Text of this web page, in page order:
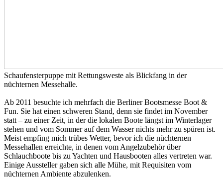
Schaufensterpuppe mit Rettungsweste als Blickfang in der
nüchternen Messehalle.
Ab 2011 besuchte ich mehrfach die Berliner Bootsmesse Boot &
Fun. Sie hat einen schweren Stand, denn sie findet im November
statt – zu einer Zeit, in der die lokalen Boote längst im Winterlager
stehen und vom Sommer auf dem Wasser nichts mehr zu spüren ist.
Meist empfing mich trübes Wetter, bevor ich die nüchternen
Messehallen erreichte, in denen vom Angelzubehör über
Schlauchboote bis zu Yachten und Hausbooten alles vertreten war.
Einige Aussteller gaben sich alle Mühe, mit Requisiten vom
nüchternen Ambiente abzulenken.